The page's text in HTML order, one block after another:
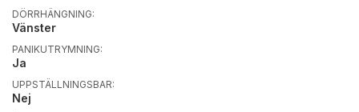
DÖRRHÄNGNING:
Vänster
PANIKUTRYMNING:
Ja
UPPSTÄLLNINGSBAR:
Nej